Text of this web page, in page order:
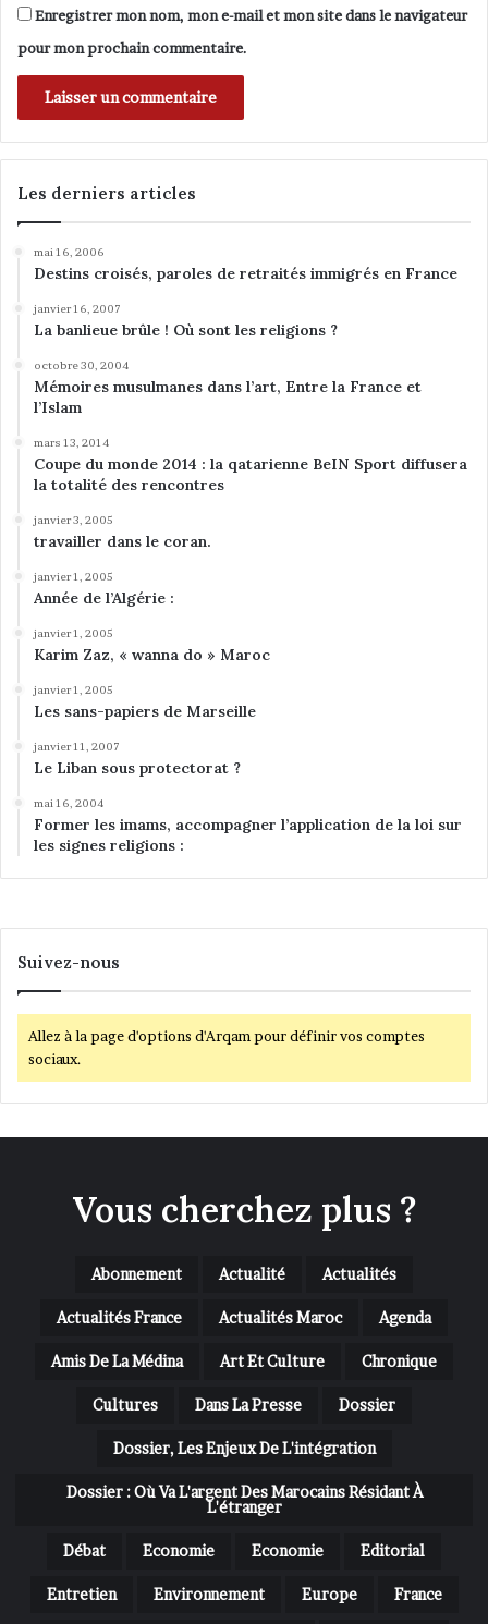
u
p
o
s
i
b
i
t
s
a
i
Enregistrer mon nom, mon e-mail et mon site dans le navigateur
pour mon prochain commentaire.
Les derniers articles
mai 16, 2006
Destins croisés, paroles de retraités immigrés en France
janvier 16, 2007
La banlieue brûle ! Où sont les religions ?
octobre 30, 2004
Mémoires musulmanes dans l’art, Entre la France et
l’Islam
mars 13, 2014
Coupe du monde 2014 : la qatarienne BeIN Sport diffusera
la totalité des rencontres
janvier 3, 2005
travailler dans le coran.
janvier 1, 2005
Année de l’Algérie :
janvier 1, 2005
Karim Zaz, « wanna do » Maroc
janvier 1, 2005
Les sans-papiers de Marseille
janvier 11, 2007
Le Liban sous protectorat ?
mai 16, 2004
Former les imams, accompagner l’application de la loi sur
les signes religions :
Suivez-nous
Allez à la page d'options d'Arqam pour définir vos comptes
sociaux.
Vous cherchez plus ?
Abonnement Actualité Actualités
Actualités France Actualités Maroc Agenda
Amis De La Médina Art Et Culture Chronique
Cultures Dans La Presse Dossier
Dossier, Les Enjeux De L'intégration
Dossier : Où Va L'argent Des Marocains Résidant À
L'étranger
Débat Economie Economie Editorial
Entretien Environnement Europe France